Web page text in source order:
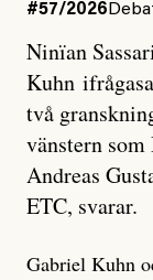
#57/2026
Ninïan
Kuhn
två
vänstern
Andreas
ETC, svarar.
Gabriel Kuhn